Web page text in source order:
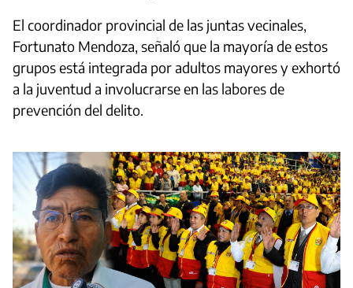
El coordinador provincial de las juntas vecinales,
Fortunato Mendoza, señaló que la mayoría de estos
grupos está integrada por adultos mayores y exhortó
a la juventud a involucrarse en las labores de
prevención del delito.